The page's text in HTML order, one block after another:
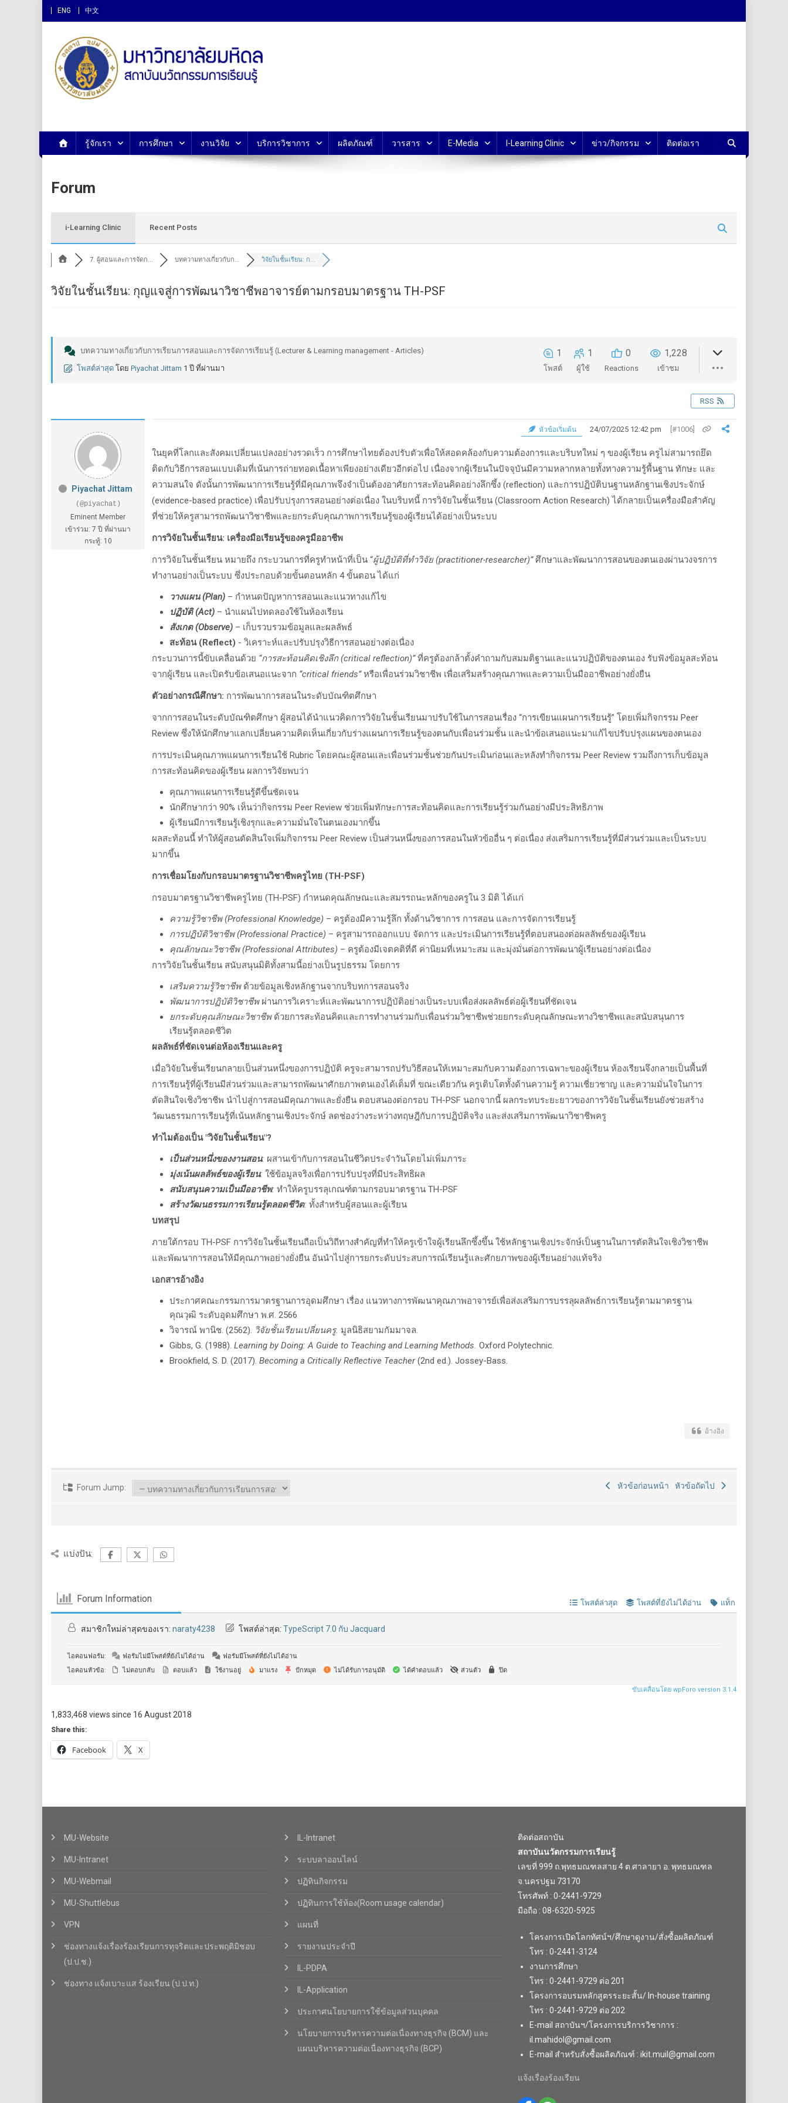
ENG 中文
สถาบันนวัตกรรมการเรียนรู้ ม.มหิดล
รู้จักเรา การศึกษา งานวิจัย บริการวิชาการ ผลิตภัณฑ์ วารสาร E-Media I-Learning Clinic ข่าว/กิจกรรม ติดต่อเรา
Forum
i-Learning Clinic Recent Posts
7. ผู้สอนและการจัดก... บทความทางเกี่ยวกับก... วิจัยในชั้นเรียน: ก...
วิจัยในชั้นเรียน: กุญแจสู่การพัฒนาวิชาชีพอาจารย์ตามกรอบมาตรฐาน TH-PSF
บทความทางเกี่ยวกับการเรียนการสอนและการจัดการเรียนรู้ (Lecturer & Learning management - Articles)
โพสต์ล่าสุด โดย Piyachat Jittam 1 ปี ที่ผ่านมา
1
โพสต์
1
ผู้ใช้
0
Reactions
1,228
เข้าชม
RSS
Piyachat Jittam
(@piyachat)
Eminent Member
เข้าร่วม: 7 ปี ที่ผ่านมา
กระทู้: 10
หัวข้อเริ่มต้น 24/07/2025 12:42 pm [#1006]
ในยุคที่โลกและสังคมเปลี่ยนแปลงอย่างรวดเร็ว การศึกษาไทยต้องปรับตัวเพื่อให้สอดคล้องกับความต้องการและบริบทใหม่ ๆ ของผู้เรียน ครูไม่สามารถยึด
ติดกับวิธีการสอนแบบเดิมที่เน้นการถ่ายทอดเนื้อหาเพียงอย่างเดียวอีกต่อไป เนื่องจากผู้เรียนในปัจจุบันมีความหลากหลายทั้งทางความรู้พื้นฐาน ทักษะ และ
ความสนใจ ดังนั้นการพัฒนาการเรียนรู้ที่มีคุณภาพจึงจำเป็นต้องอาศัยการสะท้อนคิดอย่างลึกซึ้ง (reflection) และการปฏิบัติบนฐานหลักฐานเชิงประจักษ์
(evidence-based practice) เพื่อปรับปรุงการสอนอย่างต่อเนื่อง ในบริบทนี้ การวิจัยในชั้นเรียน (Classroom Action Research)ได้กลายเป็นเครื่องมือสำคัญ
ที่ช่วยให้ครูสามารถพัฒนาวิชาชีพและยกระดับคุณภาพการเรียนรู้ของผู้เรียนได้อย่างเป็นระบบ
การวิจัยในชั้นเรียน: เครื่องมือเรียนรู้ของครูมืออาชีพ
การวิจัยในชั้นเรียน หมายถึง กระบวนการที่ครูทำหน้าที่เป็น “ผู้ปฏิบัติที่ทำวิจัย (practitioner-researcher)”ศึกษาและพัฒนาการสอนของตนเองผ่านวงจรการ
ทำงานอย่างเป็นระบบ ซึ่งประกอบด้วยขั้นตอนหลัก 4ขั้นตอน ได้แก่
วางแผน (Plan) – กำหนดปัญหาการสอนและแนวทางแก้ไข
ปฏิบัติ (Act) – นำแผนไปทดลองใช้ในห้องเรียน
สังเกต(Observe) – เก็บรวบรวมข้อมูลและผลลัพธ์
สะท้อน (Reflect) - วิเคราะห์และปรับปรุงวิธีการสอนอย่างต่อเนื่อง
กระบวนการนี้ขับเคลื่อนด้วย “การสะท้อนคิดเชิงลึก (critical reflection)”ที่ครูต้องกล้าตั้งคำถามกับสมมติฐานและแนวปฏิบัติของตนเอง รับฟังข้อมูลสะท้อน
จากผู้เรียน และเปิดรับข้อเสนอแนะจาก “critical friends” หรือเพื่อนร่วมวิชาชีพ เพื่อเสริมสร้างคุณภาพและความเป็นมืออาชีพอย่างยั่งยืน
ตัวอย่างกรณีศึกษา: การพัฒนาการสอนในระดับบัณฑิตศึกษา
จากการสอนในระดับบัณฑิตศึกษา ผู้สอนได้นำแนวคิดการวิจัยในชั้นเรียนมาปรับใช้ในการสอนเรื่อง “การเขียนแผนการเรียนรู้” โดยเพิ่มกิจกรรม Peer
Review ซึ่งให้นักศึกษาแลกเปลี่ยนความคิดเห็นเกี่ยวกับร่างแผนการเรียนรู้ของตนกับเพื่อนร่วมชั้น และนำข้อเสนอแนะมาแก้ไขปรับปรุงแผนของตนเอง
การประเมินคุณภาพแผนการเรียนใช้ Rubric โดยคณะผู้สอนและเพื่อนร่วมชั้นช่วยกันประเมินก่อนและหลังทำกิจกรรม Peer Review รวมถึงการเก็บข้อมูล
การสะท้อนคิดของผู้เรียน ผลการวิจัยพบว่า
คุณภาพแผนการเรียนรู้ดีขึ้นชัดเจน
นักศึกษากว่า 90% เห็นว่ากิจกรรม Peer Review ช่วยเพิ่มทักษะการสะท้อนคิดและการเรียนรู้ร่วมกันอย่างมีประสิทธิภาพ
ผู้เรียนมีการเรียนรู้เชิงรุกและความมั่นใจในตนเองมากขึ้น
ผลสะท้อนนี้ ทำให้ผู้สอนตัดสินใจเพิ่มกิจกรรม Peer Review เป็นส่วนหนึ่งของการสอนในหัวข้ออื่น ๆ ต่อเนื่อง ส่งเสริมการเรียนรู้ที่มีส่วนร่วมและเป็นระบบ
มากขึ้น
การเชื่อมโยงกับกรอบมาตรฐานวิชาชีพครูไทย (TH-PSF)
กรอบมาตรฐานวิชาชีพครูไทย (TH-PSF) กำหนดคุณลักษณะและสมรรถนะหลักของครูใน 3 มิติ ได้แก่
ความรู้วิชาชีพ (Professional Knowledge) – ครูต้องมีความรู้ลึก ทั้งด้านวิชาการ การสอน และการจัดการเรียนรู้
การปฏิบัติวิชาชีพ (Professional Practice) – ครูสามารถออกแบบ จัดการ และประเมินการเรียนรู้ที่ตอบสนองต่อผลลัพธ์ของผู้เรียน
คุณลักษณะวิชาชีพ (Professional Attributes) – ครูต้องมีเจตคติที่ดี ค่านิยมที่เหมาะสม และมุ่งมั่นต่อการพัฒนาผู้เรียนอย่างต่อเนื่อง
การวิจัยในชั้นเรียน สนับสนุนมิติทั้งสามนี้อย่างเป็นรูปธรรม โดยการ
เสริมความรู้วิชาชีพด้วยข้อมูลเชิงหลักฐานจากบริบทการสอนจริง
พัฒนาการปฏิบัติวิชาชีพผ่านการวิเคราะห์และพัฒนาการปฏิบัติอย่างเป็นระบบเพื่อส่งผลลัพธ์ต่อผู้เรียนที่ชัดเจน
ยกระดับคุณลักษณะวิชาชีพ ด้วยการสะท้อนคิดและการทำงานร่วมกับเพื่อนร่วมวิชาชีพช่วยยกระดับคุณลักษณะทางวิชาชีพและสนับสนุนการ
เรียนรู้ตลอดชีวิต
ผลลัพธ์ที่ชัดเจนต่อห้องเรียนและครู
เมื่อวิจัยในชั้นเรียนกลายเป็นส่วนหนึ่งของการปฏิบัติ ครูจะสามารถปรับวิธีสอนให้เหมาะสมกับความต้องการเฉพาะของผู้เรียน ห้องเรียนจึงกลายเป็นพื้นที่
การเรียนรู้ที่ผู้เรียนมีส่วนร่วมและสามารถพัฒนาศักยภาพตนเองได้เต็มที่ ขณะเดียวกัน ครูเติบโตทั้งด้านความรู้ ความเชี่ยวชาญ และความมั่นใจในการ
ตัดสินใจเชิงวิชาชีพ นำไปสู่การสอนมีคุณภาพและยั่งยืน ตอบสนองต่อกรอบ TH-PSF นอกจากนี้ ผลกระทบระยะยาวของการวิจัยในชั้นเรียนยังช่วยสร้าง
วัฒนธรรมการเรียนรู้ที่เน้นหลักฐานเชิงประจักษ์ ลดช่องว่างระหว่างทฤษฎีกับการปฏิบัติจริง และส่งเสริมการพัฒนาวิชาชีพครู
ทำไมต้องเป็น "วิจัยในชั้นเรียน"?
เป็นส่วนหนึ่งของงานสอน: ผสานเข้ากับการสอนในชีวิตประจำวันโดยไม่เพิ่มภาระ
มุ่งเน้นผลลัพธ์ของผู้เรียน: ใช้ข้อมูลจริงเพื่อการปรับปรุงที่มีประสิทธิผล
สนับสนุนความเป็นมืออาชีพ: ทำให้ครูบรรลุเกณฑ์ตามกรอบมาตรฐาน TH-PSF
สร้างวัฒนธรรมการเรียนรู้ตลอดชีวิต: ทั้งสำหรับผู้สอนและผู้เรียน
บทสรุป
ภายใต้กรอบ TH-PSF การวิจัยในชั้นเรียนถือเป็นวิถีทางสำคัญที่ทำให้ครูเข้าใจผู้เรียนลึกซึ้งขึ้น ใช้หลักฐานเชิงประจักษ์เป็นฐานในการตัดสินใจเชิงวิชาชีพ
และพัฒนาการสอนให้มีคุณภาพอย่างยั่งยืน อันนำไปสู่การยกระดับประสบการณ์เรียนรู้และศักยภาพของผู้เรียนอย่างแท้จริง
เอกสารอ้างอิง
ประกาศคณะกรรมการมาตรฐานการอุดมศึกษา เรื่อง แนวทางการพัฒนาคุณภาพอาจารย์เพื่อส่งเสริมการบรรลุผลลัพธ์การเรียนรู้ตามมาตรฐาน
คุณวุฒิ ระดับอุดมศึกษา พ.ศ. 2566
วิจารณ์ พานิช. (2562). วิจัยชั้นเรียนเปลี่ยนครู. มูลนิธิสยามกัมมาจล.
Gibbs, G. (1988). Learning by Doing: A Guide to Teaching and Learning Methods. Oxford Polytechnic.
Brookfield, S. D. (2017). Becoming a Critically Reflective Teacher(2nd ed.). Jossey-Bass.
อ้างอิง
Forum Jump: หัวข้อก่อนหน้า หัวข้อถัดไป
แบ่งปัน:
Forum Information โพสต์ล่าสุด โพสต์ที่ยังไม่ได้อ่าน แท็ก
สมาชิกใหม่ล่าสุดของเรา: naraty4238 โพสต์ล่าสุด: TypeScript 7.0 กับ Jacquard
ไอคอนฟอรัม: ฟอรัมไม่มีโพสต์ที่ยังไม่ได้อ่าน
ฟอรัมมีโพสต์ที่ยังไม่ได้อ่าน
ไอคอนหัวข้อ:
ไม่ตอบกลับ ตอบแล้ว ใช้งานอยู่ มาแรง ปักหมุด ไม่ได้รับการอนุมัติ ได้คำตอบแล้ว ส่วนตัว ปิด
ขับเคลื่อนโดย wpForo version 3.1.4
1,833,468 views since 16 August 2018
Share this:
Facebook X
MU-Website
MU-Intranet
MU-Webmail
MU-Shuttlebus
VPN
ช่องทางแจ้งเรื่องร้องเรียนการทุจริตและประพฤติมิชอบ
(ป.ป.ช.)
ช่องทาง แจ้งเบาะแส ร้องเรียน (ป.ป.ท.)
IL-Intranet
ระบบลาออนไลน์
ปฏิทินกิจกรรม
ปฏิทินการใช้ห้อง(Room usage calendar)
แผนที่
รายงานประจำปี
IL-PDPA
IL-Application
ประกาศนโยบายการใช้ข้อมูลส่วนบุคคล
นโยบายการบริหารความต่อเนื่องทางธุรกิจ (BCM) และ
แผนบริหารความต่อเนื่องทางธุรกิจ (BCP)
ติดต่อสถาบัน
สถาบันนวัตกรรมการเรียนรู้
เลขที่ 999 ถ.พุทธมณฑลสาย 4 ต.ศาลายา อ. พุทธมณฑล
จ.นครปฐม 73170
โทรศัพท์ : 0-2441-9729
มือถือ : 08-6320-5925
โครงการเปิดโลกทัศน์ฯ/ศึกษาดูงาน/สั่งซื้อผลิตภัณฑ์
โทร : 0-2441-3124
งานการศึกษา
โทร : 0-2441-9729 ต่อ 201
โครงการอบรมหลักสูตรระยะสั้น/ In-house training
โทร : 0-2441-9729 ต่อ 202
E-mail สถาบันฯ/โครงการบริการวิชาการ :
il.mahidol@gmail.com
E-mail สำหรับสั่งซื้อผลิตภัณฑ์ : ikit.muil@gmail.com
แจ้งเรื่องร้องเรียน